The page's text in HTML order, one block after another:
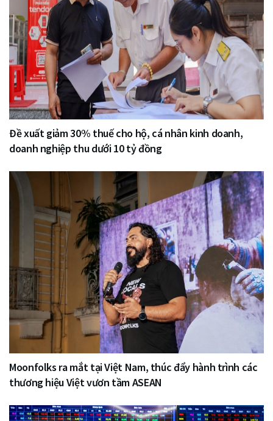
Đề xuất giảm 30% thuế cho hộ, cá nhân kinh doanh,
doanh nghiệp thu dưới 10 tỷ đồng
Moonfolks ra mắt tại Việt Nam, thúc đẩy hành trình các
thương hiệu Việt vươn tầm ASEAN